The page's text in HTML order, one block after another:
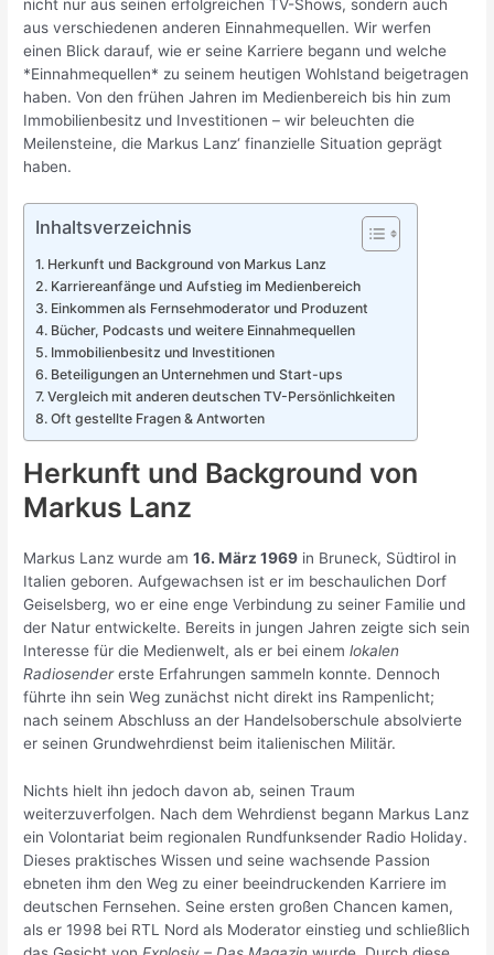
nicht nur aus seinen erfolgreichen TV-Shows, sondern auch
aus verschiedenen anderen Einnahmequellen. Wir werfen
einen Blick darauf, wie er seine Karriere begann und welche
*Einnahmequellen* zu seinem heutigen Wohlstand beigetragen
haben. Von den frühen Jahren im Medienbereich bis hin zum
Immobilienbesitz und Investitionen – wir beleuchten die
Meilensteine, die Markus Lanz‘ finanzielle Situation geprägt
haben.
Inhaltsverzeichnis
Herkunft und Background von Markus Lanz
Karriereanfänge und Aufstieg im Medienbereich
Einkommen als Fernsehmoderator und Produzent
Bücher, Podcasts und weitere Einnahmequellen
Immobilienbesitz und Investitionen
Beteiligungen an Unternehmen und Start-ups
Vergleich mit anderen deutschen TV-Persönlichkeiten
Oft gestellte Fragen & Antworten
Herkunft und Background von
Markus Lanz
Markus Lanz wurde am16. März 1969 in Bruneck, Südtirol in
Italien geboren. Aufgewachsen ist er im beschaulichen Dorf
Geiselsberg, wo er eine enge Verbindung zu seiner Familie und
der Natur entwickelte. Bereits in jungen Jahren zeigte sich sein
Interesse für die Medienwelt, als er bei einemlokalen
Radiosendererste Erfahrungen sammeln konnte. Dennoch
führte ihn sein Weg zunächst nicht direkt ins Rampenlicht;
nach seinem Abschluss an der Handelsoberschule absolvierte
er seinen Grundwehrdienst beim italienischen Militär.
Nichts hielt ihn jedoch davon ab, seinen Traum
weiterzuverfolgen. Nach dem Wehrdienst begann Markus Lanz
ein Volontariat beim regionalen Rundfunksender Radio Holiday.
Dieses praktisches Wissen und seine wachsende Passion
ebneten ihm den Weg zu einer beeindruckenden Karriere im
deutschen Fernsehen. Seine ersten großen Chancen kamen,
als er 1998 bei RTL Nord als Moderator einstieg und schließlich